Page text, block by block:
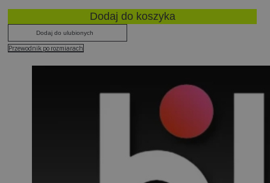
Dodaj do koszyka
Dodaj do ulubionych
Przewodnik po rozmiarach